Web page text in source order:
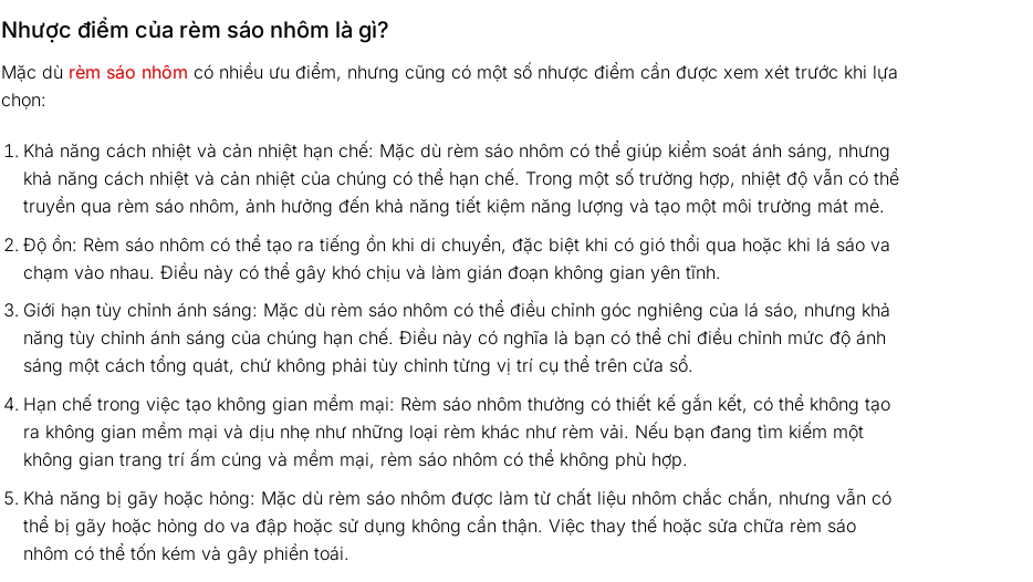
Nhược điểm của rèm sáo nhôm là gì?
Mặc dù rèm sáo nhôm có nhiều ưu điểm, nhưng cũng có một số nhược điểm cần được xem xét trước khi lựa
chọn:
Khả năng cách nhiệt và cản nhiệt hạn chế: Mặc dù rèm sáo nhôm có thể giúp kiểm soát ánh sáng, nhưng
khả năng cách nhiệt và cản nhiệt của chúng có thể hạn chế. Trong một số trường hợp, nhiệt độ vẫn có thể
truyền qua rèm sáo nhôm, ảnh hưởng đến khả năng tiết kiệm năng lượng và tạo một môi trường mát mẻ.
Độ ồn: Rèm sáo nhôm có thể tạo ra tiếng ồn khi di chuyển, đặc biệt khi có gió thổi qua hoặc khi lá sáo va
chạm vào nhau. Điều này có thể gây khó chịu và làm gián đoạn không gian yên tĩnh.
Giới hạn tùy chỉnh ánh sáng: Mặc dù rèm sáo nhôm có thể điều chỉnh góc nghiêng của lá sáo, nhưng khả
năng tùy chỉnh ánh sáng của chúng hạn chế. Điều này có nghĩa là bạn có thể chỉ điều chỉnh mức độ ánh
sáng một cách tổng quát, chứ không phải tùy chỉnh từng vị trí cụ thể trên cửa sổ.
Hạn chế trong việc tạo không gian mềm mại: Rèm sáo nhôm thường có thiết kế gắn kết, có thể không tạo
ra không gian mềm mại và dịu nhẹ như những loại rèm khác như rèm vải. Nếu bạn đang tìm kiếm một
không gian trang trí ấm cúng và mềm mại, rèm sáo nhôm có thể không phù hợp.
Khả năng bị gãy hoặc hỏng: Mặc dù rèm sáo nhôm được làm từ chất liệu nhôm chắc chắn, nhưng vẫn có
thể bị gãy hoặc hỏng do va đập hoặc sử dụng không cẩn thận. Việc thay thế hoặc sửa chữa rèm sáo
nhôm có thể tốn kém và gây phiền toái.